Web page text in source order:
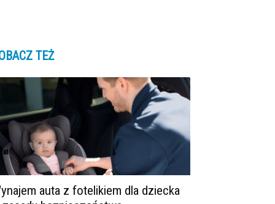
TEŻ
auta z fotelikiem dla dziecka